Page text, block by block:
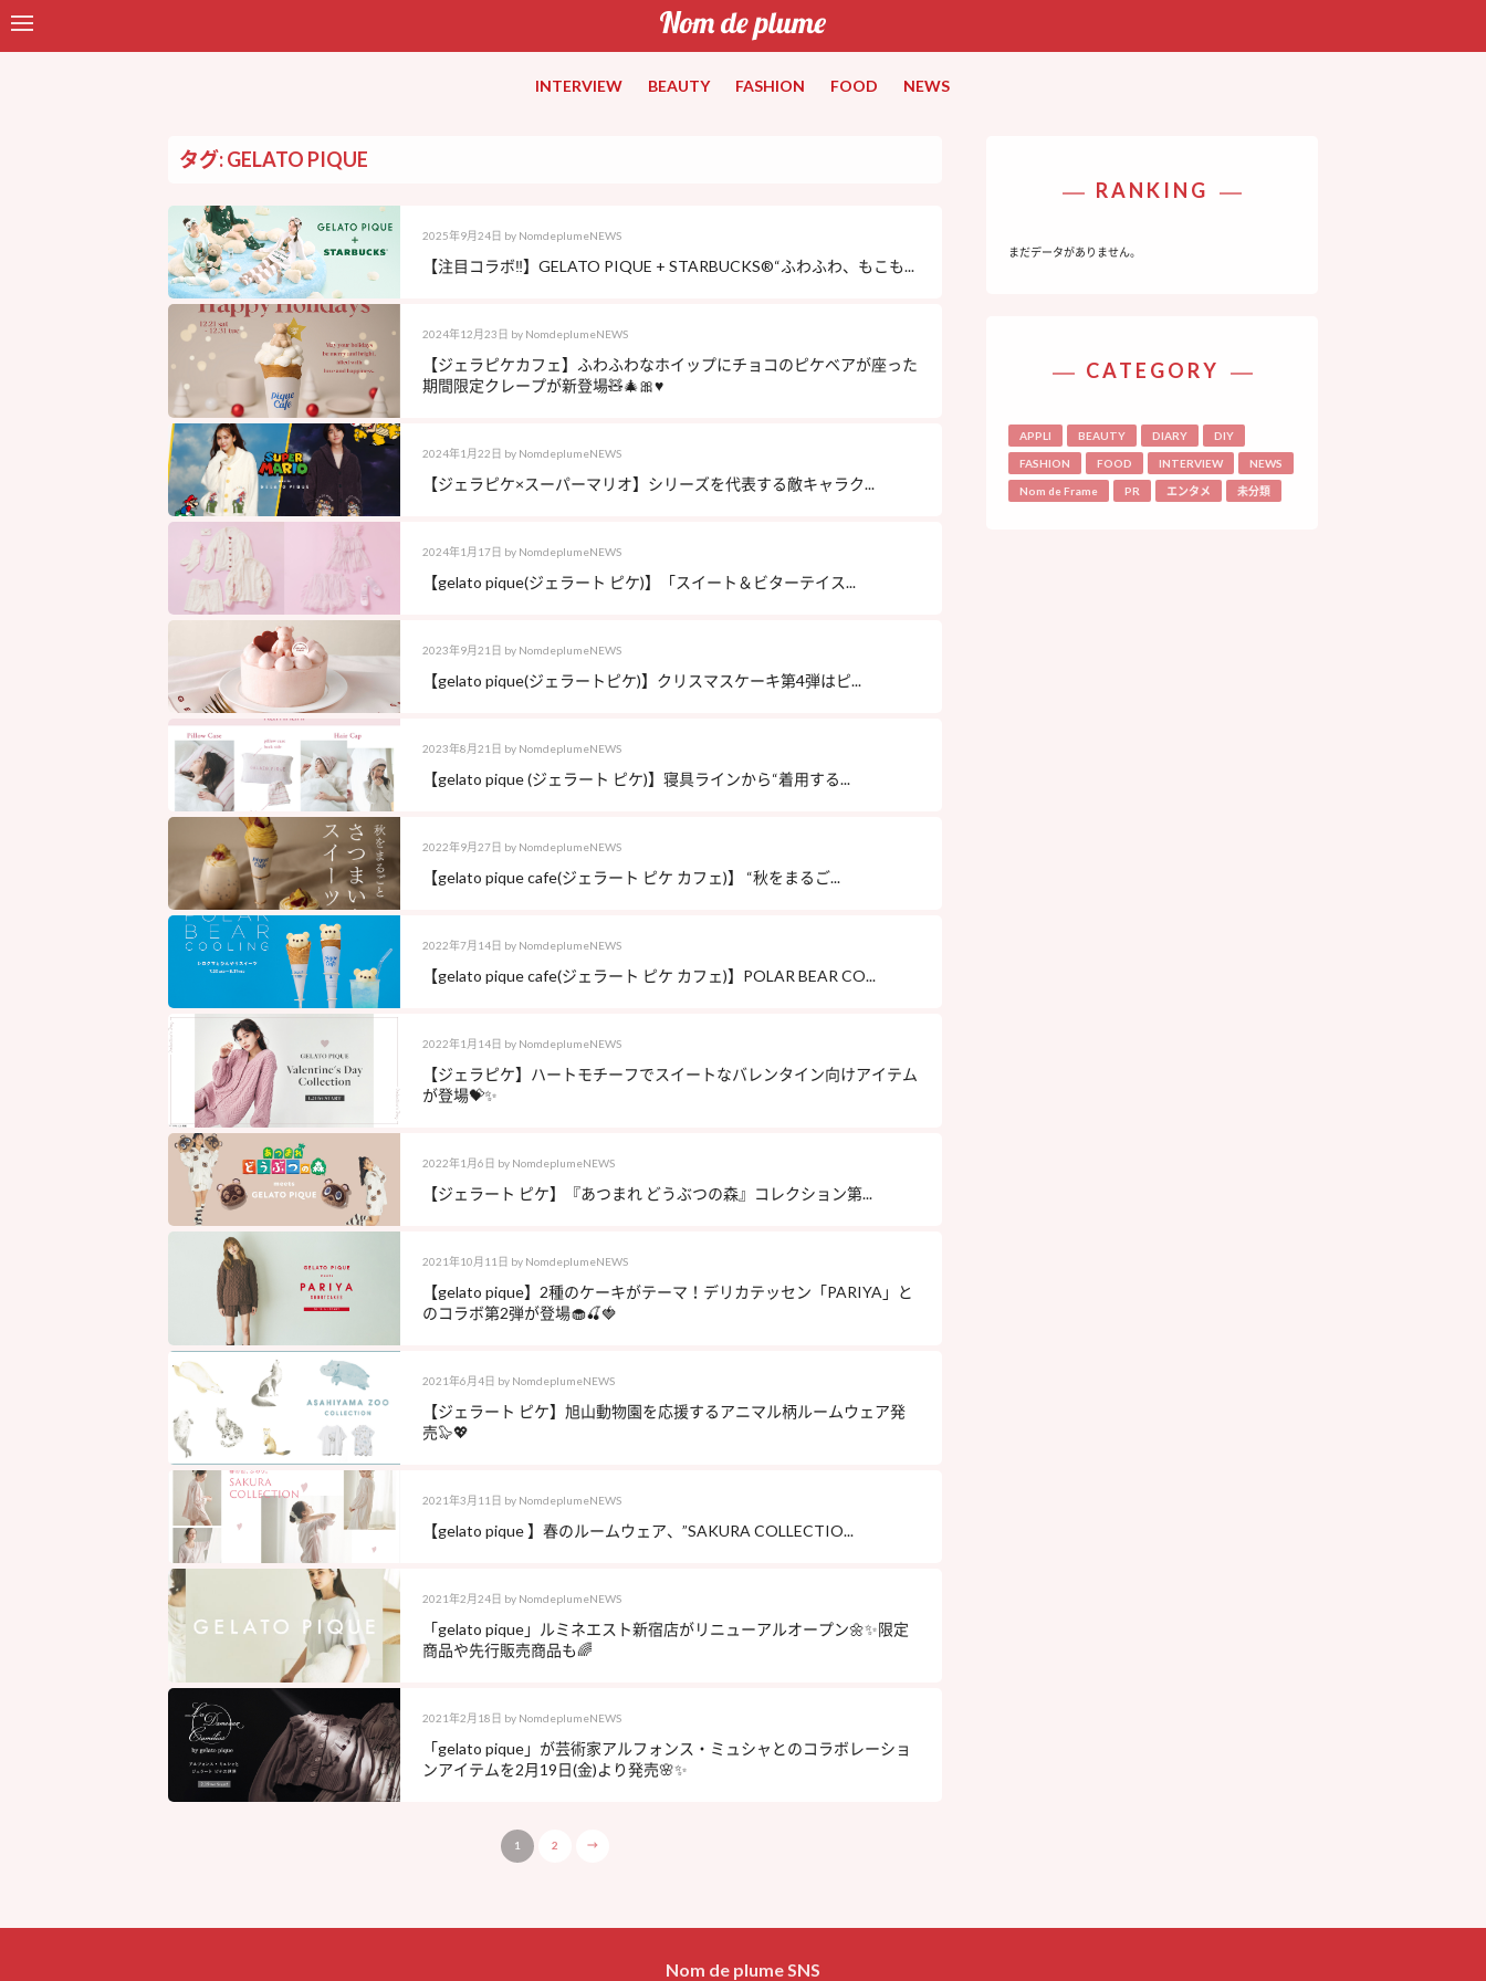
INTERVIEW BEAUTY FASHION FOOD NEWS
タグ: GELATO PIQUE
2025年9月24日 by NomdeplumeNEWS
【注目コラボ‼︎】GELATO PIQUE + STARBUCKS®“ふわふわ、もこも...
2024年12月23日 by NomdeplumeNEWS
【ジェラピケカフェ】ふわふわなホイップにチョコのピケベアが座った
期間限定クレープが新登場🧸🎄🎀♥️
2024年1月22日 by NomdeplumeNEWS
【ジェラピケ×スーパーマリオ】シリーズを代表する敵キャラク...
2024年1月17日 by NomdeplumeNEWS
【gelato pique(ジェラート ピケ)】「スイート＆ビターテイス...
2023年9月21日 by NomdeplumeNEWS
【gelato pique(ジェラートピケ)】クリスマスケーキ第4弾はピ...
2023年8月21日 by NomdeplumeNEWS
【gelato pique (ジェラート ピケ)】寝具ラインから“着用する...
2022年9月27日 by NomdeplumeNEWS
【gelato pique cafe(ジェラート ピケ カフェ)】 “秋をまるご...
2022年7月14日 by NomdeplumeNEWS
【gelato pique cafe(ジェラート ピケ カフェ)】POLAR BEAR CO...
2022年1月14日 by NomdeplumeNEWS
【ジェラピケ】ハートモチーフでスイートなバレンタイン向けアイテム
が登場💝✨
2022年1月6日 by NomdeplumeNEWS
【ジェラート ピケ】『あつまれ どうぶつの森』コレクション第...
2021年10月11日 by NomdeplumeNEWS
【gelato pique】2種のケーキがテーマ！デリカテッセン「PARIYA」と
のコラボ第2弾が登場🧁🍒🍓
2021年6月4日 by NomdeplumeNEWS
【ジェラート ピケ】旭山動物園を応援するアニマル柄ルームウェア発
売🦭💖
2021年3月11日 by NomdeplumeNEWS
【gelato pique 】春のルームウェア、”SAKURA COLLECTIO...
2021年2月24日 by NomdeplumeNEWS
「gelato pique」ルミネエスト新宿店がリニューアルオープン🌼✨限定
商品や先行販売商品も🌈
2021年2月18日 by NomdeplumeNEWS
「gelato pique」が芸術家アルフォンス・ミュシャとのコラボレーショ
ンアイテムを2月19日(金)より発売🌸✨
1 2 →
RANKING
まだデータがありません。
CATEGORY
APPLI BEAUTY DIARY DIY
FASHION FOOD INTERVIEW NEWS
Nom de Frame PR エンタメ 未分類
Nom de plume SNS